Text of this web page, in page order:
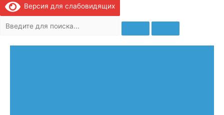
Версия для слабовидящих